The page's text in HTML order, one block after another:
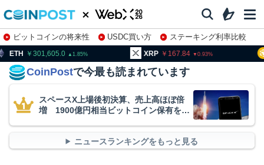
ビットコインの将来性 USDC買い方
ステーキング利率比較
株特集・関連銘柄
1.85 167.84 0.93
CoinPostで今最も読まれています
スペースX上場後初決算、売上高ほぼ倍
増 1900億円相当ビットコイン保有を継
ニュースランキングをもっと見る